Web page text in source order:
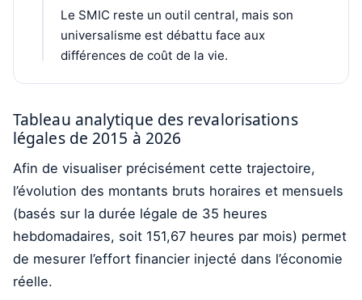
Le SMIC reste un outil central, mais son
universalisme est débattu face aux
différences de coût de la vie.
Tableau analytique des revalorisations
légales de 2015 à 2026
Afin de visualiser précisément cette trajectoire,
l’évolution des montants bruts horaires et mensuels
(basés sur la durée légale de 35 heures
hebdomadaires, soit 151,67 heures par mois) permet
de mesurer l’effort financier injecté dans l’économie
réelle.